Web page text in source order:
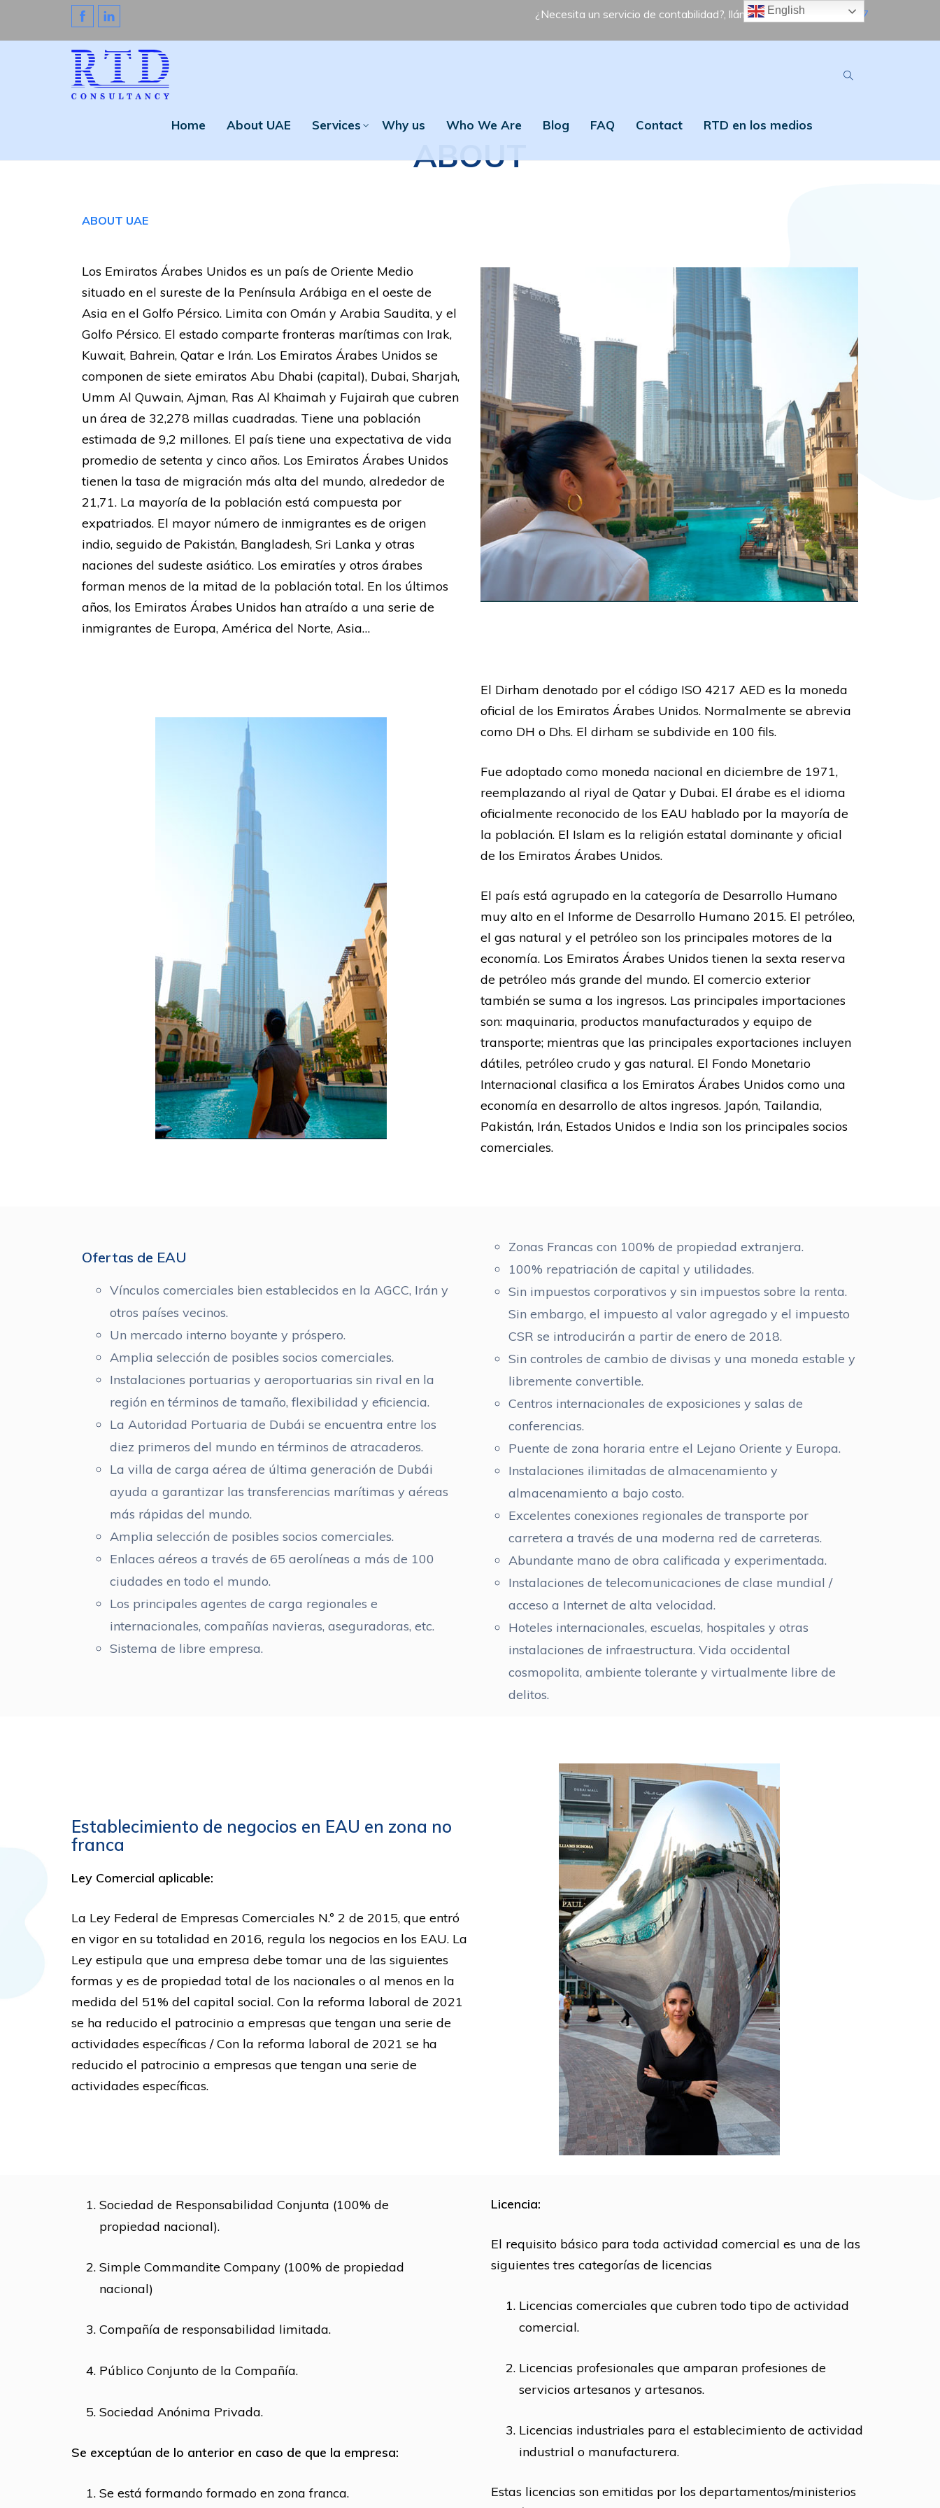
¿Necesita un servicio de contabilidad?, llámenos:+971529819307
Home About UAE Services Why us Who We Are Blog FAQ Contact RTD en los medios
ABOUT
ABOUT UAE
Los Emiratos Árabes Unidos es un país de Oriente Medio
situado en el sureste de la Península Arábiga en el oeste de
Asia en el Golfo Pérsico. Limita con Omán y Arabia Saudita, y el
Golfo Pérsico. El estado comparte fronteras marítimas con Irak,
Kuwait, Bahrein, Qatar e Irán. Los Emiratos Árabes Unidos se
componen de siete emiratos Abu Dhabi (capital), Dubai, Sharjah,
Umm Al Quwain, Ajman, Ras Al Khaimah y Fujairah que cubren
un área de 32,278 millas cuadradas. Tiene una población
estimada de 9,2 millones. El país tiene una expectativa de vida
promedio de setenta y cinco años. Los Emiratos Árabes Unidos
tienen la tasa de migración más alta del mundo, alrededor de
21,71. La mayoría de la población está compuesta por
expatriados. El mayor número de inmigrantes es de origen
indio, seguido de Pakistán, Bangladesh, Sri Lanka y otras
naciones del sudeste asiático. Los emiratíes y otros árabes
forman menos de la mitad de la población total. En los últimos
años, los Emiratos Árabes Unidos han atraído a una serie de
inmigrantes de Europa, América del Norte, Asia…
El Dirham denotado por el código ISO 4217 AED es la moneda
oficial de los Emiratos Árabes Unidos. Normalmente se abrevia
como DH o Dhs. El dirham se subdivide en 100 fils.
Fue adoptado como moneda nacional en diciembre de 1971,
reemplazando al riyal de Qatar y Dubai. El árabe es el idioma
oficialmente reconocido de los EAU hablado por la mayoría de
la población. El Islam es la religión estatal dominante y oficial
de los Emiratos Árabes Unidos.
El país está agrupado en la categoría de Desarrollo Humano
muy alto en el Informe de Desarrollo Humano 2015. El petróleo,
el gas natural y el petróleo son los principales motores de la
economía. Los Emiratos Árabes Unidos tienen la sexta reserva
de petróleo más grande del mundo. El comercio exterior
también se suma a los ingresos. Las principales importaciones
son: maquinaria, productos manufacturados y equipo de
transporte; mientras que las principales exportaciones incluyen
dátiles, petróleo crudo y gas natural. El Fondo Monetario
Internacional clasifica a los Emiratos Árabes Unidos como una
economía en desarrollo de altos ingresos. Japón, Tailandia,
Pakistán, Irán, Estados Unidos e India son los principales socios
comerciales.
Ofertas de EAU
Vínculos comerciales bien establecidos en la AGCC, Irán y
otros países vecinos.
Un mercado interno boyante y próspero.
Amplia selección de posibles socios comerciales.
Instalaciones portuarias y aeroportuarias sin rival en la
región en términos de tamaño, flexibilidad y eficiencia.
La Autoridad Portuaria de Dubái se encuentra entre los
diez primeros del mundo en términos de atracaderos.
La villa de carga aérea de última generación de Dubái
ayuda a garantizar las transferencias marítimas y aéreas
más rápidas del mundo.
Amplia selección de posibles socios comerciales.
Enlaces aéreos a través de 65 aerolíneas a más de 100
ciudades en todo el mundo.
Los principales agentes de carga regionales e
internacionales, compañías navieras, aseguradoras, etc.
Sistema de libre empresa.
Zonas Francas con 100% de propiedad extranjera.
100% repatriación de capital y utilidades.
Sin impuestos corporativos y sin impuestos sobre la renta.
Sin embargo, el impuesto al valor agregado y el impuesto
CSR se introducirán a partir de enero de 2018.
Sin controles de cambio de divisas y una moneda estable y
libremente convertible.
Centros internacionales de exposiciones y salas de
conferencias.
Puente de zona horaria entre el Lejano Oriente y Europa.
Instalaciones ilimitadas de almacenamiento y
almacenamiento a bajo costo.
Excelentes conexiones regionales de transporte por
carretera a través de una moderna red de carreteras.
Abundante mano de obra calificada y experimentada.
Instalaciones de telecomunicaciones de clase mundial /
acceso a Internet de alta velocidad.
Hoteles internacionales, escuelas, hospitales y otras
instalaciones de infraestructura. Vida occidental
cosmopolita, ambiente tolerante y virtualmente libre de
delitos.
Establecimiento de negocios en EAU en zona no
franca
Ley Comercial aplicable:
La Ley Federal de Empresas Comerciales N.º 2 de 2015, que entró
en vigor en su totalidad en 2016, regula los negocios en los EAU. La
Ley estipula que una empresa debe tomar una de las siguientes
formas y es de propiedad total de los nacionales o al menos en la
medida del 51% del capital social. Con la reforma laboral de 2021
se ha reducido el patrocinio a empresas que tengan una serie de
actividades específicas / Con la reforma laboral de 2021 se ha
reducido el patrocinio a empresas que tengan una serie de
actividades específicas.
Sociedad de Responsabilidad Conjunta (100% de
propiedad nacional).
Simple Commandite Company (100% de propiedad
nacional)
Compañía de responsabilidad limitada.
Público Conjunto de la Compañía.
Sociedad Anónima Privada.
Se exceptúan de lo anterior en caso de que la empresa:
Se está formando formado en zona franca.
Licencia:
El requisito básico para toda actividad comercial es una de las
siguientes tres categorías de licencias
Licencias comerciales que cubren todo tipo de actividad
comercial.
Licencias profesionales que amparan profesiones de
servicios artesanos y artesanos.
Licencias industriales para el establecimiento de actividad
industrial o manufacturera.
Estas licencias son emitidas por los departamentos/ministerios
English